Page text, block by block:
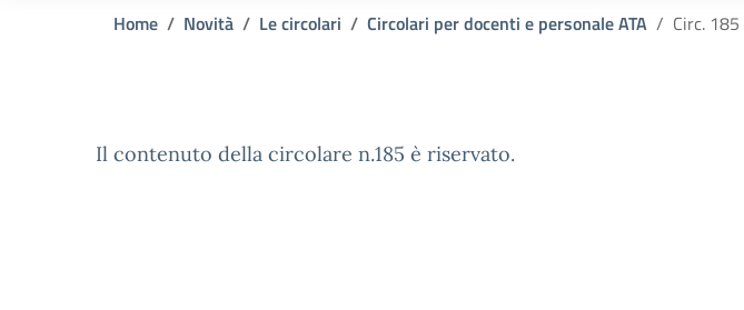
Home Novità Le circolari Circolari per docenti e personale ATA Circ.
Il contenuto della circolare n.185 è riservato.